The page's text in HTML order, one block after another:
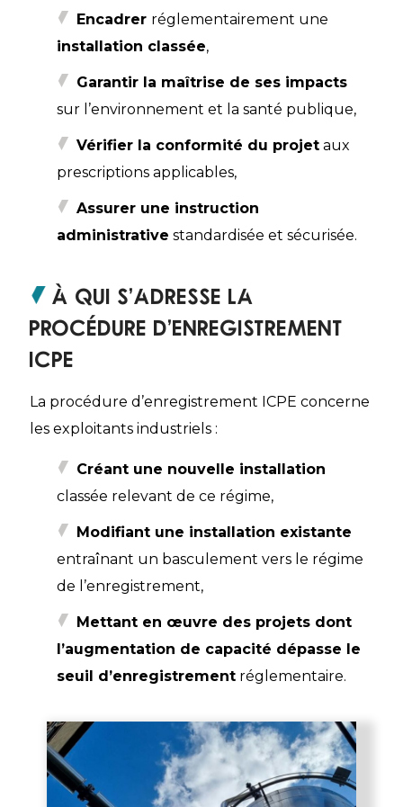
Encadrer réglementairement une
installation classée,
Garantir la maîtrise de ses impacts
sur l’environnement et la santé publique,
Vérifier la conformité du projet aux
prescriptions applicables,
Assurer une instruction
administrative standardisée et sécurisée.
À qui s’adresse la
procédure d’enregistrement
ICPE
La procédure d’enregistrement ICPE concerne
les exploitants industriels :
Créant une nouvelle installation
classée relevant de ce régime,
Modifiant une installation existante
entraînant un basculement vers le régime
de l’enregistrement,
Mettant en œuvre des projets dont
l’augmentation de capacité dépasse le
seuil d’enregistrement réglementaire.